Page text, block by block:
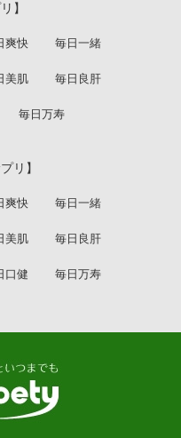
】
爽快 毎日一緒
美肌 毎日良肝
毎日万寿
リ】
爽快 毎日一緒
美肌 毎日良肝
口健 毎日万寿